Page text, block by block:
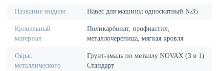
Название модели Навес для машины односкатный №35
Кровельный
материал
Поликарбонат, профнастил,
металлочерепица, мягкая кровля
Окрас
металлического
Грунт-эмаль по металлу NOVAX (3 в 1)
Стандарт